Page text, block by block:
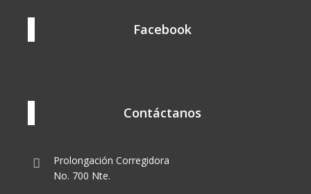
Facebook
Contáctanos
Prolongación Corregidora
No. 700 Nte.